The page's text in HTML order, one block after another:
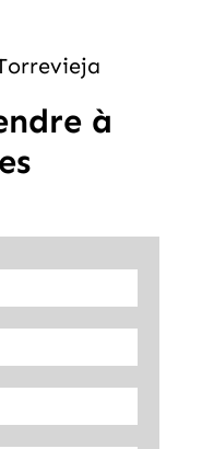
Nouvelle construction
Maisons de ville
Contact
à